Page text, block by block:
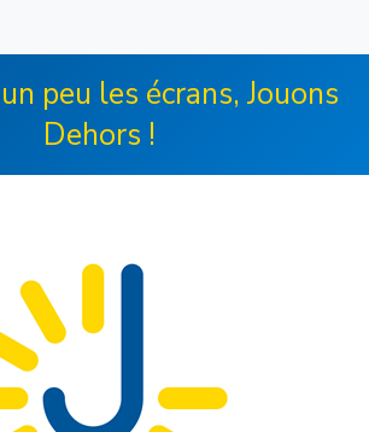
peu les écrans, Jouons
Dehors !